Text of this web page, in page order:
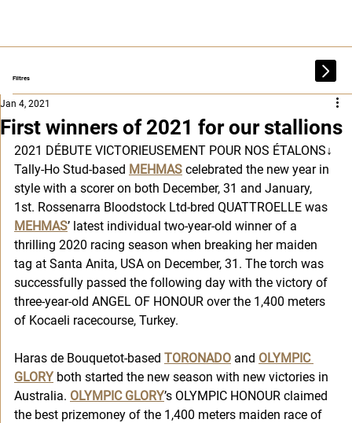
Filtres
First winners of 2021 for our stallions
Jan 4, 2021
2021 DÉBUTE VICTORIEUSEMENT POUR NOS ÉTALONS↓
Tally-Ho Stud-based MEHMAS celebrated the new year in
style with a scorer on both December, 31 and January,
1st. Rossenarra Bloodstock Ltd-bred QUATTROELLE was
MEHMAS’ latest individual two-year-old winner of a
thrilling 2020 racing season when breaking her maiden
tag at Santa Anita, USA on December, 31. The torch was
successfully passed the following day with the victory of
three-year-old ANGEL OF HONOUR over the 1,400 meters
of Kocaeli racecourse, Turkey.
Haras de Bouquetot-based TORONADO and OLYMPIC
GLORY both started the new season with new victories in
Australia. OLYMPIC GLORY’s OLYMPIC HONOUR claimed
the best prizemoney of the 1,400 meters maiden race of